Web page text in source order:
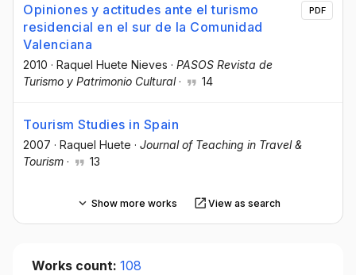
Opiniones y actitudes ante el turismo
residencial en el sur de la Comunidad
Valenciana
2010 · Raquel Huete Nieves · PASOS Revista de
Turismo y Patrimonio Cultural· 14
PDF
Tourism Studies in Spain
2007 · Raquel Huete · Journal of Teaching in Travel &
Tourism · 13
Show more works View as search
Works count: 108